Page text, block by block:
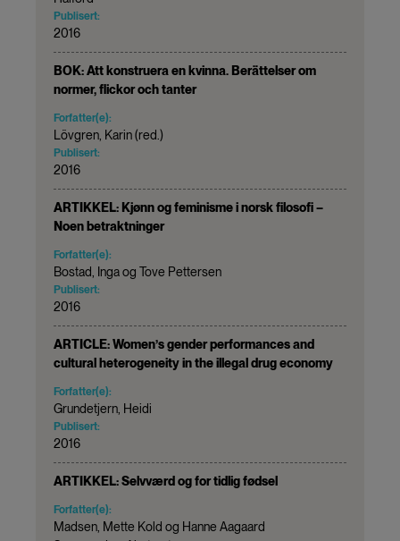
Publisert:
2016
BOK: Att konstruera en kvinna. Berättelser om
normer, flickor och tanter
Forfatter(e):
Lövgren, Karin (red.)
Publisert:
2016
ARTIKKEL: Kjønn og feminisme i norsk filosofi –
Noen betraktninger
Forfatter(e):
Bostad, Inga og Tove Pettersen
Publisert:
2016
ARTICLE: Women’s gender performances and
cultural heterogeneity in the illegal drug economy
Forfatter(e):
Grundetjern, Heidi
Publisert:
2016
ARTIKKEL: Selvværd og for tidlig fødsel
Forfatter(e):
Madsen, Mette Kold og Hanne Aagaard